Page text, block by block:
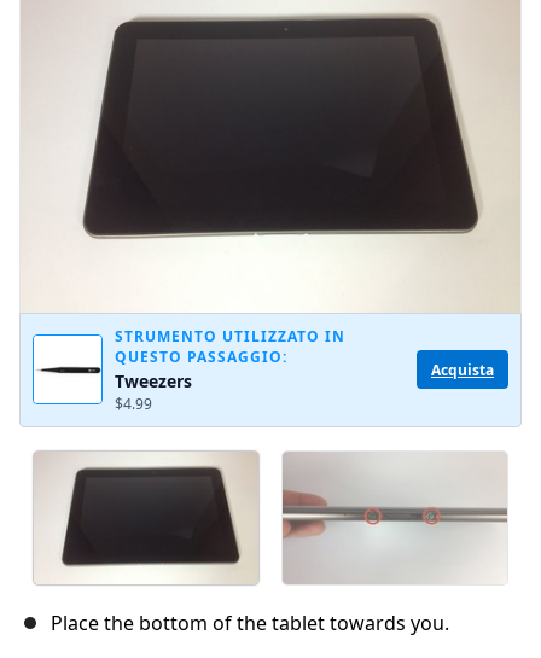
STRUMENTO UTILIZZATO IN
QUESTO PASSAGGIO:
Tweezers
$4.99
Acquista
Place the bottom of the tablet towards you.